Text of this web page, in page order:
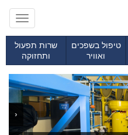
שרות תפעול
ותחזוקה
טיפול בשפכים
ואוויר
‹